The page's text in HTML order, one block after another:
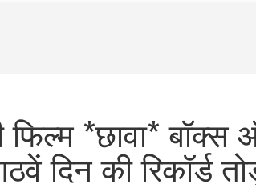
*छावा* बॉक्स
दिन की रिकॉर्ड